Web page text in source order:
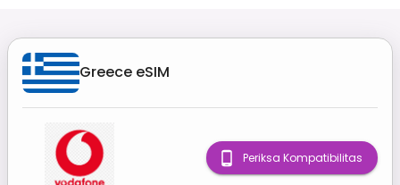
Greece eSIM
Periksa Kompatibilitas